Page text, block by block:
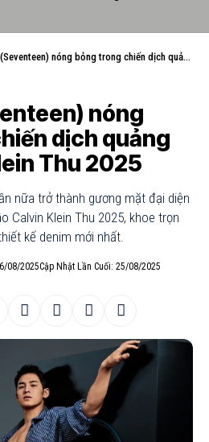
nóng bỏng trong chiến dịch quảng cáo Calvin Klein Thu 2025
nóng
dịch quảng
Thu 2025
nữa trở thành gương mặt đại diện
Calvin Klein Thu 2025, khoe trọn
kế denim mới nhất.
08/2025Cập Nhật Lần Cuối: 25/08/2025